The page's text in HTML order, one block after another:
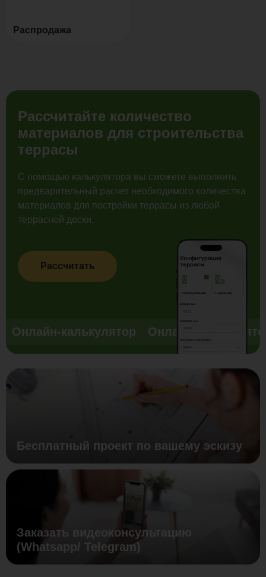
Распродажа
Рассчитайте количество
материалов для строительства
террасы
С помощью калькулятора вы сможете выполнить
предварительный расчет необходимого количества
материалов для постройки террасы из любой
террасной доски.
Рассчитать
Онлайн-калькулятор Онлайн-
Бесплатный проект по вашему эскизу
Заказать видеоконсультацию
(Whatsapp/ Telegram)